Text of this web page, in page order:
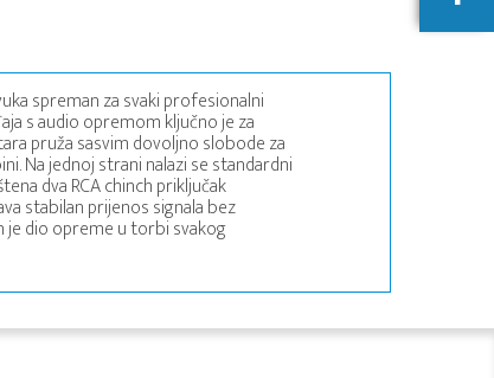
spreman za svaki profesionalni
s audio opremom ključno je za
pruža sasvim dovoljno slobode za
Na jednoj strani nalazi se standardni
dva RCA chinch priključak
stabilan prijenos signala bez
je dio opreme u torbi svakog